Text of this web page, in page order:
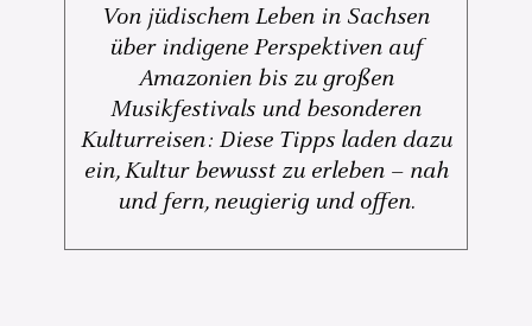
Von jüdischem Leben in Sachsen
über indigene Perspektiven auf
Amazonien bis zu großen
Musikfestivals und besonderen
Kulturreisen: Diese Tipps laden dazu
ein, Kultur bewusst zu erleben – nah
und fern, neugierig und offen.